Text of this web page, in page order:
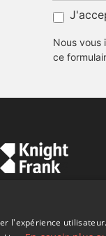
Nous vous
ce
l'expérience